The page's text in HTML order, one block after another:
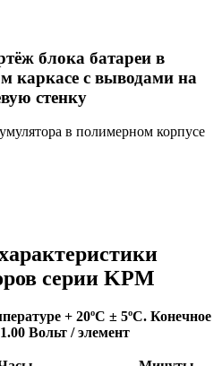
блока батареи в
каркасе с выводами на
стенку
серии KPM
+ 20ºC ± 5ºC. Конечное
Вольт / элемент